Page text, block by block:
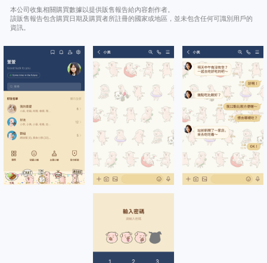
本公司收集相關購買數據以提供販售報告給內容創作者。
該販售報告包含購買日期及購買者所註冊的國家或地區，並未包含任何可識別用戶的
資訊。